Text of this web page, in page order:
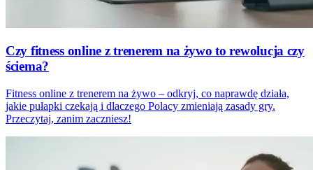
Czy fitness online z trenerem na żywo to rewolucja czy
ściema?
Fitness online z trenerem na żywo – odkryj, co naprawdę działa,
jakie pułapki czekają i dlaczego Polacy zmieniają zasady gry.
Przeczytaj, zanim zaczniesz!